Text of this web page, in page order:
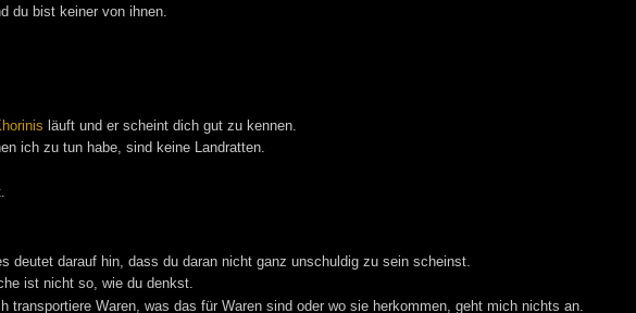
du bist keiner von ihnen.
läuft und er scheint dich gut zu kennen.
ich zu tun habe, sind keine Landratten.
deutet darauf hin, dass du daran nicht ganz unschuldig zu sein scheinst.
ist nicht so, wie du denkst.
transportiere Waren, was das für Waren sind oder wo sie herkommen, geht mich nichts an.